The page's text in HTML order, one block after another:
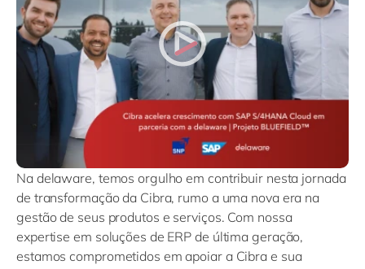
Na delaware, temos orgulho em contribuir nesta jornada
de transformação da Cibra, rumo a uma nova era na
gestão de seus produtos e serviços. Com nossa
expertise em soluções de ERP de última geração,
estamos comprometidos em apoiar a Cibra e sua